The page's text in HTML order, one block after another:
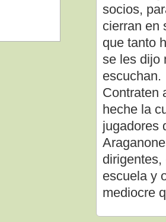
socios,
cierran en
que tanto
se les dijo
escuchan.
Contraten
heche la
jugadores
escuela y
mediocre